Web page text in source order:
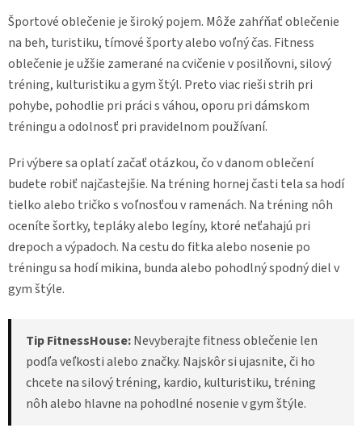
Športové oblečenie je široký pojem. Môže zahŕňať oblečenie
na beh, turistiku, tímové športy alebo voľný čas. Fitness
oblečenie je užšie zamerané na cvičenie v posilňovni, silový
tréning, kulturistiku a gym štýl. Preto viac rieši strih pri
pohybe, pohodlie pri práci s váhou, oporu pri dámskom
tréningu a odolnosť pri pravidelnom používaní.
Pri výbere sa oplatí začať otázkou, čo v danom oblečení
budete robiť najčastejšie. Na tréning hornej časti tela sa hodí
tielko alebo tričko s voľnosťou v ramenách. Na tréning nôh
oceníte šortky, tepláky alebo legíny, ktoré neťahajú pri
drepoch a výpadoch. Na cestu do fitka alebo nosenie po
tréningu sa hodí mikina, bunda alebo pohodlný spodný diel v
gym štýle.
Tip FitnessHouse:Nevyberajte fitness oblečenie len
podľa veľkosti alebo značky. Najskôr si ujasnite, či ho
chcete na silový tréning, kardio, kulturistiku, tréning
nôh alebo hlavne na pohodlné nosenie v gym štýle.